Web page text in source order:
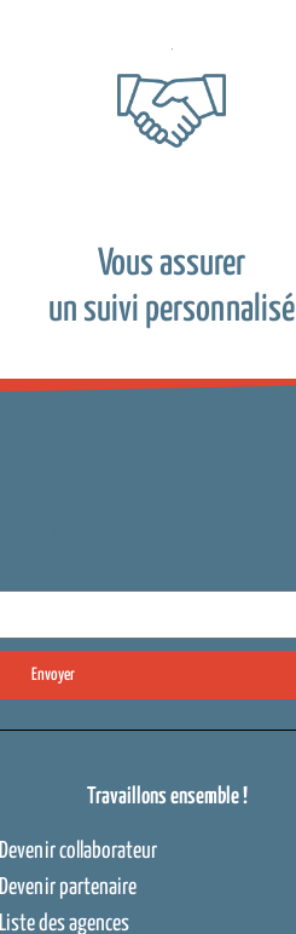
Vous assurer
un suivi personnalisé
Envoyer
Travaillons ensemble !
Devenir collaborateur
Devenir partenaire
Liste des agences